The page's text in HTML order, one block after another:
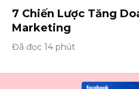
7 Chiến Lược Tăng
Marketing
Đã đọc 14 phút